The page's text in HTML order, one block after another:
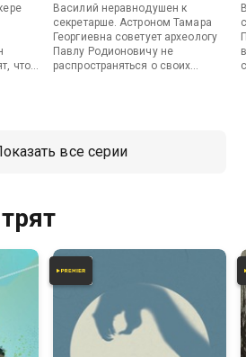
что
Василий неравнодушен к
секретарше. Астроном Тамара
Георгиевна советует археологу
Павлу Родионовичу не
распространяться о своих
ассистентом вместо больного
все серии